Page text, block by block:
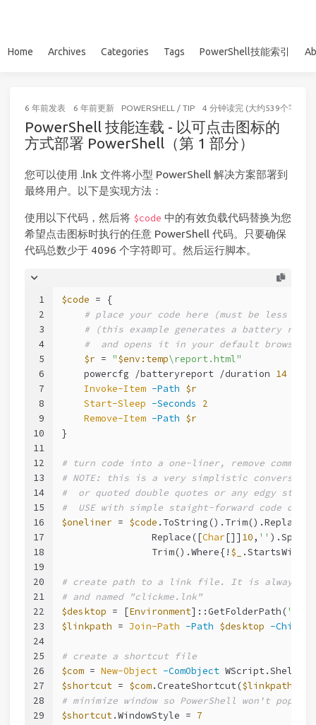
Home Archives Categories Tags PowerShell技能索引
6 年前发表 6 年前更新 POWERSHELL / TIP 4 分钟读完 (大约539个字)
PowerShell 技能连载 - 以可点击图标的
方式部署 PowerShell（第 1 部分）
您可以使用 .lnk 文件将小型 PowerShell 解决方案部署到
最终用户。以下是实现方法：
使用以下代码，然后将 $code 中的有效负载代码替换为您
希望点击图标时执行的任意 PowerShell 代码。只要确保
代码总数少于 4096 个字符即可。然后运行脚本。
1
2
3
4
5
6
7
8
9
10
11
12
13
14
15
16
17
18
19
20
21
22
23
24
25
26
27
28
29
$code = {
# place your code here (must be less
# (this example generates a battery
#  and opens it in your default browser)
$r = "$env:temp\report.html"
    powercfg /batteryreport /duration
14 /
Invoke-Item -Path $r
Start-Sleep -Seconds
2
Remove-Item -Path $r
}
# turn code into a one-liner, remove
# NOTE: this is a very simplistic conversion.
#  or quoted double quotes or any edgy stuff
#  USE with simple staight-forward code only
$oneliner = $code .ToString().Trim().Replace(
                Replace([
Char[]] 10, ''
                Trim().Where{!
$_ .StartsWith(
# create path to a link file. It is always
# and named "clickme.lnk"
$desktop = [Environment]::GetFolderPath(
$linkpath = Join-Path -Path $desktop -
# create a shortcut file
$com = New-Object -ComObject WScript.Shell
$shortcut = $com.CreateShortcut($linkpath
# minimize window so PowerShell won't pop up
$shortcut.WindowStyle = 7